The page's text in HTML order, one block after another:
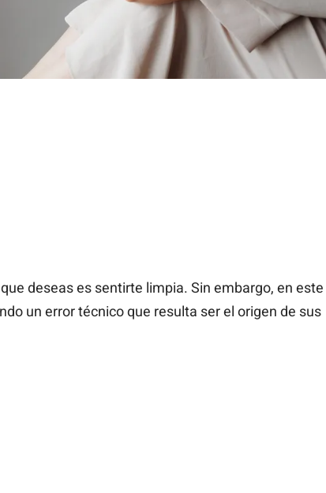
deseas es sentirte limpia. Sin embargo, en
un error técnico que resulta ser el origen de sus